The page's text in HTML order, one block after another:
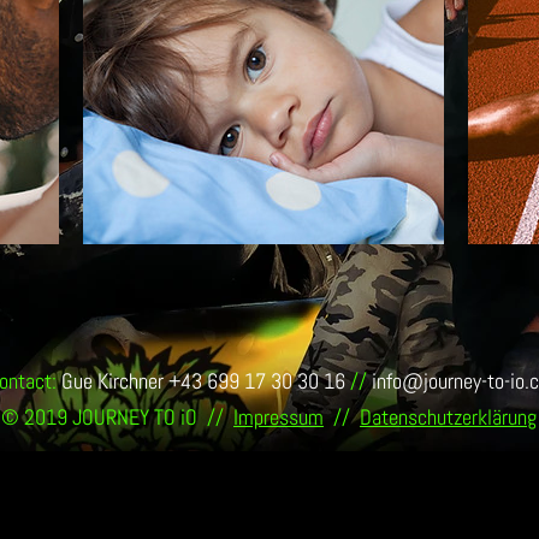
Gue Kirchner +43 699 17 30 30 16//info@journey-to-
© 2019 JOURNEY TO iO //Impressum//Datenschutzerklärung